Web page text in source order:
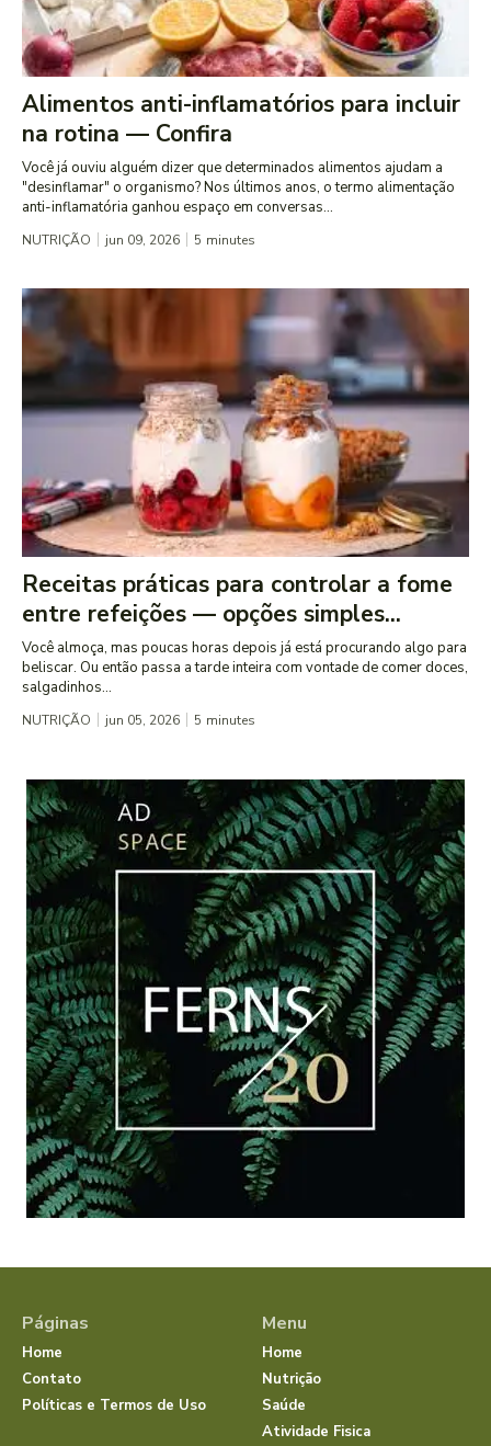
Alimentos anti-inflamatórios para incluir
na rotina — Confira
Você já ouviu alguém dizer que determinados alimentos ajudam a
"desinflamar" o organismo? Nos últimos anos, o termo alimentação
anti-inflamatória ganhou espaço em conversas...
NUTRIÇÃO jun 09, 2026 5 minutes
Receitas práticas para controlar a fome
entre refeições — opções simples...
Você almoça, mas poucas horas depois já está procurando algo para
beliscar. Ou então passa a tarde inteira com vontade de comer doces,
salgadinhos...
NUTRIÇÃO jun 05, 2026 5 minutes
Páginas
Home
Contato
Políticas e Termos de Uso
Menu
Home
Nutrição
Saúde
Atividade Fisica